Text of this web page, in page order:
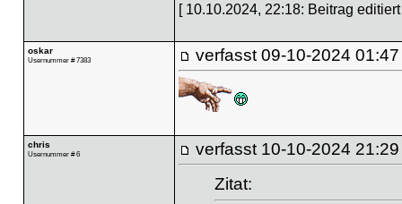
[ 10.10.2024, 22:18: Beitrag
oskar
Usernummer # 7383 verfasst 09-10-2024 01:47
chris
Usernummer # 6 verfasst 10-10-2024 21:29
Zitat: